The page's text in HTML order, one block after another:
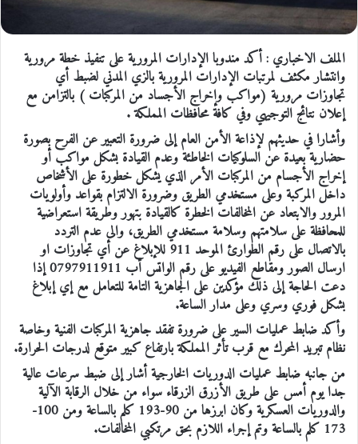
الملف الاخباري : أكد مندوبا الإدارات المرورية على تنفيذ خطة مرورية
وانتشار مكثف لمرتبات الإدارات المرورية بالزي المدني لضبط أي
تجاوزات مرورية (مواكب وإخراج الأجساد من المركبات ) بالتزامن مع
إعلان نتائج التوجيهي وفي كافة محافظات المملكة .
وأشارا في حديثهم لإذاعة الأمن العام إلى ضرورة التعبير عن الفرح بصورة
حضارية بعيدة عن السلوكيات الخاطئة وعدم القيادة بشكل مواكب أو
إخراج الأجسام من المركبات الأمر الذي يشكل خطورة على الأشخاص
داخل المركبة وعلى مستخدمي الطريق وضرورة الالتزام بقواعد ‏‏‏‏‏‏‏وأولويات
‏‏‏‏‏‏‏‏المرور والابتعاد عن المخالفات الخطرة ‏‏‏‏‏‏‏كالقيادة بتهور وطريقة استعراضية
للمحافظة على ‏‏‏‏‏سلامتهم وسلامة مستخدمي الطريق، والى عدم التردد
بالاتصال ‏‏‏‏‏‏‏‏‏‏على رقم الطوارئ ‏‏‏‏‏الموحد 911 للإبلاغ عن أي تجاوزات او
ارسال الصور ومقاطع الفيديو على رقم الواتس أب 0797911911 إذا
دعت الحاجة إلى ذلك مؤكدين على الجاهزية ‏‏‏‏‏‏التامة للتعامل مع إي إبلاغ
بشكل فوري وسري وعلى مدار الساعة.
وأكد ضابط عمليات السير على ضرورة تفقد جاهزية المركبات الفنية وخاصة
نظام تبريد المحرك مع قرب تأثر المملكة بارتفاع كبير متوقع لدرجات الحرارة.
من جانبه ضابط عمليات الدوريات الخارجية أشار إلى ضبط سرعات عالية
جدا يوم أمس على طريق الأزرق الزرقاء سواء من خلال الرقابة الآلية
والدوريات العسكرية وكان ابرزها من 90-193 كلم بالساعة ومن 100-
173 كلم بالساعة وتم إجراء اللازم بحق مرتكبي المخالفات.